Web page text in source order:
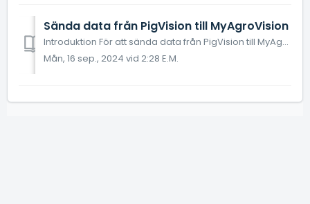
Sända data från PigVision till MyAgroVision
Introduktion För att sända data från PigVision till MyAgroVision behöver några inställningar göras. Följ instruktionerna nedan. Inställningar för sändning...
Mån, 16 sep., 2024 vid 2:28 E.M.